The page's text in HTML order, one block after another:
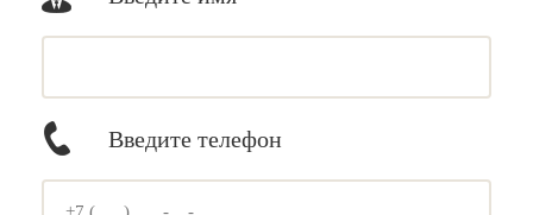
Введите телефон